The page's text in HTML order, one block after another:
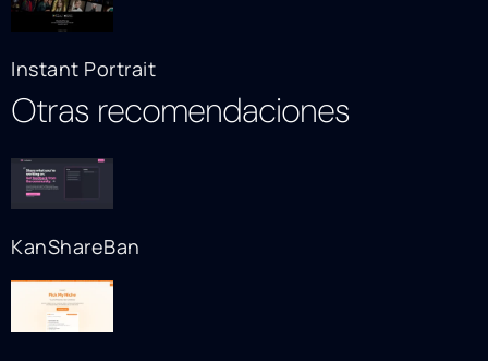
Instant Portrait
Otras recomendaciones
KanShareBan